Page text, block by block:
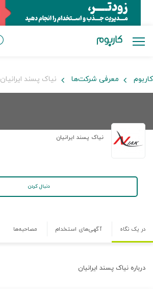
کاربوم معرفی شرکت‌ها نیاک پسند ایرانیان
نیاک پسند ایرانیان
دنبال کردن
در یک نگاه آگهی‌های استخدام مصاحبه‌ها
درباره نیاک پسند ایرانیان